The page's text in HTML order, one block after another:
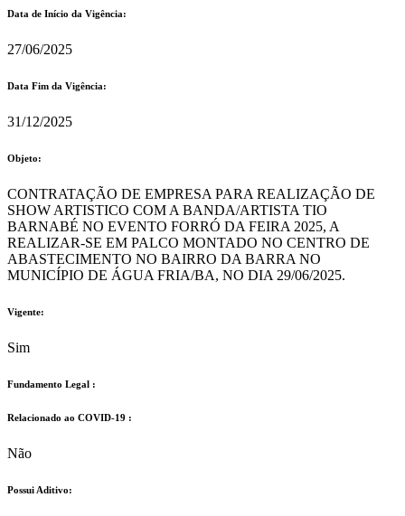
Data de Início da Vigência:
27/06/2025
Data Fim da Vigência:
31/12/2025
Objeto:
CONTRATAÇÃO DE EMPRESA PARA REALIZAÇÃO DE
SHOW ARTISTICO COM A BANDA/ARTISTA TIO
BARNABÉ NO EVENTO FORRÓ DA FEIRA 2025, A
REALIZAR-SE EM PALCO MONTADO NO CENTRO DE
ABASTECIMENTO NO BAIRRO DA BARRA NO
MUNICÍPIO DE ÁGUA FRIA/BA, NO DIA 29/06/2025.
Vigente:
Sim
Fundamento Legal :​
Relacionado ao COVID-19 :​
Não
Possui Aditivo:​